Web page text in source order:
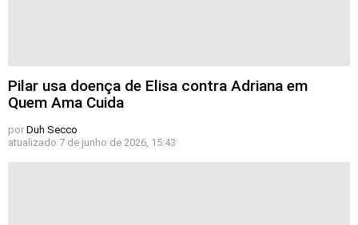
Pilar usa doença de Elisa contra Adriana em
Quem Ama Cuida
por Duh Secco
atualizado 7 de junho de 2026, 15:43